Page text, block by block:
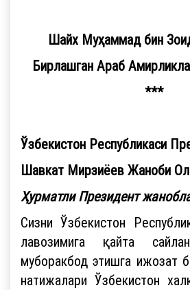
Шайх Муҳаммад бин
Бирлашган Араб
***
Ўзбекистон Республикаси
Шавкат Мирзиёев Жаноби
Ҳурматли Президент
Сизни Ўзбекистон
лавозимига қайта
муборакбод этишга ижозат
натижалари Ўзбекистон